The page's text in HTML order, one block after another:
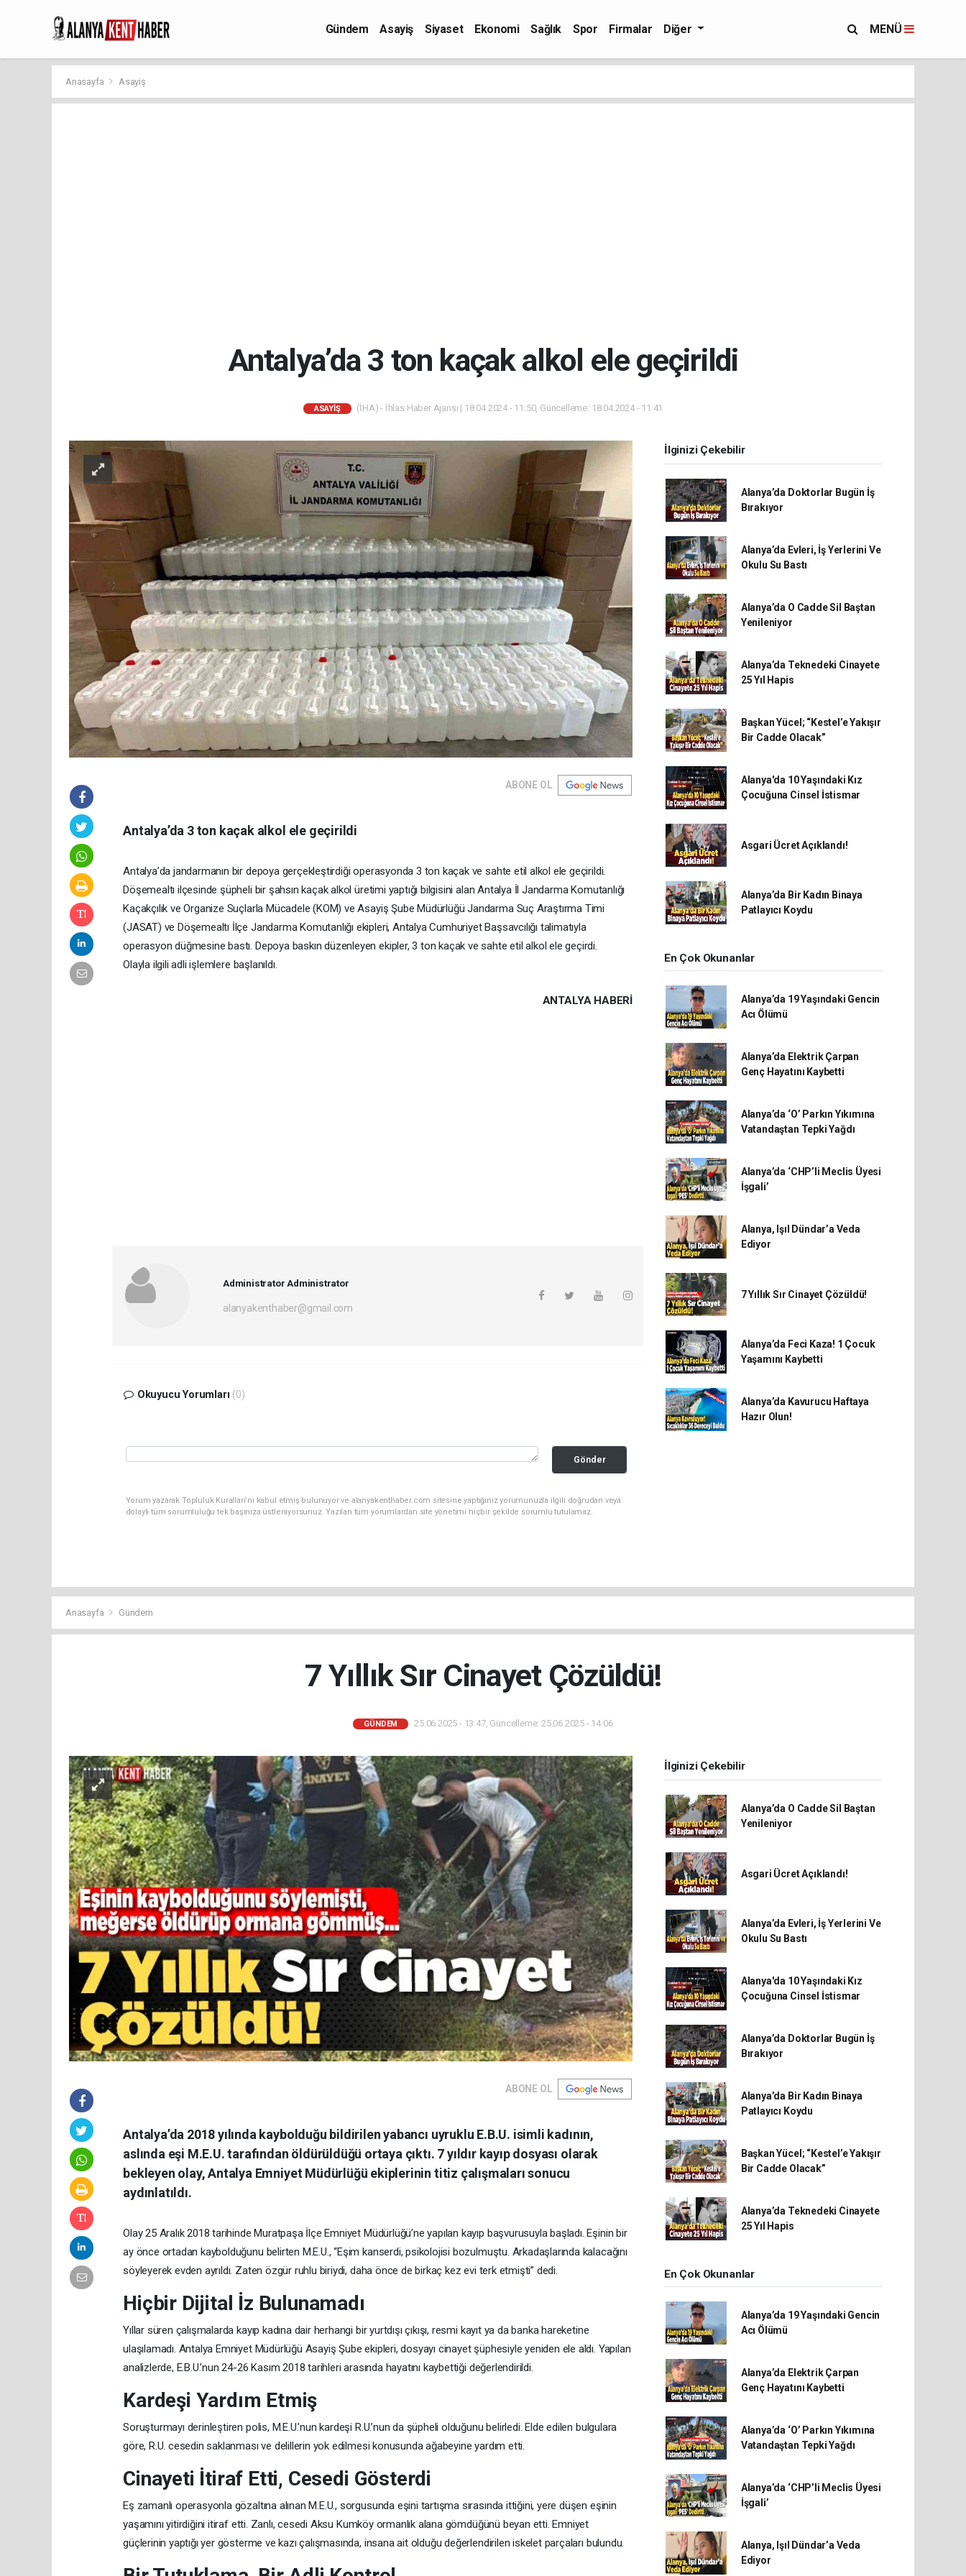
Gündem Asayiş Siyaset Ekonomi Sağlık Spor Firmalar Diğer MENÜ
Anasayfa Asayiş
Antalya’da 3 ton kaçak alkol ele geçirildi
ASAYIŞ (İHA) - İhlas Haber Ajansı | 18.04.2024 - 11:50, Güncelleme: 18.04.2024 - 11:41
ABONE OL
Antalya’da 3 ton kaçak alkol ele geçirildi
Antalya’da jandarmanın bir depoya gerçekleştirdiği operasyonda 3 ton kaçak ve sahte etil alkol ele geçirildi.
Döşemealtı ilçesinde şüpheli bir şahsın kaçak alkol üretimi yaptığı bilgisini alan Antalya İl Jandarma Komutanlığı
Kaçakçılık ve Organize Suçlarla Mücadele (KOM) ve Asayiş Şube Müdürlüğü Jandarma Suç Araştırma Timi
(JASAT) ve Döşemealtı İlçe Jandarma Komutanlığı ekipleri, Antalya Cumhuriyet Başsavcılığı talimatıyla
operasyon düğmesine bastı. Depoya baskın düzenleyen ekipler, 3 ton kaçak ve sahte etil alkol ele geçirdi.
Olayla ilgili adli işlemlere başlanıldı.
ANTALYA HABERİ
Administrator Administrator
alanyakenthaber@gmail.com
Okuyucu Yorumları (0)
Gönder
Yorum yazarak Topluluk Kuralları’nı kabul etmiş bulunuyor ve alanyakenthaber.com sitesine yaptığınız yorumunuzla ilgili doğrudan veya
dolaylı tüm sorumluluğu tek başınıza üstleniyorsunuz. Yazılan tüm yorumlardan site yönetimi hiçbir şekilde sorumlu tutulamaz.
İlginizi Çekebilir
Alanya’da Doktorlar Bugün İş
Bırakıyor
Alanya’da Evleri, İş Yerlerini Ve
Okulu Su Bastı
Alanya’da O Cadde Sil Baştan
Yenileniyor
Alanya’da Teknedeki Cinayete
25 Yıl Hapis
Başkan Yücel; “Kestel’e Yakışır
Bir Cadde Olacak”
Alanya'da 10 Yaşındaki Kız
Çocuğuna Cinsel İstismar
Asgari Ücret Açıklandı!
Alanya’da Bir Kadın Binaya
Patlayıcı Koydu
En Çok Okunanlar
Alanya’da 19 Yaşındaki Gencin
Acı Ölümü
Alanya’da Elektrik Çarpan
Genç Hayatını Kaybetti
Alanya’da ‘O’ Parkın Yıkımına
Vatandaştan Tepki Yağdı
Alanya’da ‘CHP’li Meclis Üyesi
İşgali’
Alanya, Işıl Dündar’a Veda
Ediyor
7 Yıllık Sır Cinayet Çözüldü!
Alanya’da Feci Kaza! 1 Çocuk
Yaşamını Kaybetti
Alanya’da Kavurucu Haftaya
Hazır Olun!
Anasayfa Gündem
7 Yıllık Sır Cinayet Çözüldü!
GÜNDEM 25.06.2025 - 13:47, Güncelleme: 25.06.2025 - 14:06
ABONE OL
Antalya’da 2018 yılında kaybolduğu bildirilen yabancı uyruklu E.B.U. isimli kadının,
aslında eşi M.E.U. tarafından öldürüldüğü ortaya çıktı. 7 yıldır kayıp dosyası olarak
bekleyen olay, Antalya Emniyet Müdürlüğü ekiplerinin titiz çalışmaları sonucu
aydınlatıldı.
Olay 25 Aralık 2018 tarihinde Muratpaşa İlçe Emniyet Müdürlüğü’ne yapılan kayıp başvurusuyla başladı. Eşinin bir
ay önce ortadan kaybolduğunu belirten M.E.U., “Eşim kanserdi, psikolojisi bozulmuştu. Arkadaşlarında kalacağını
söyleyerek evden ayrıldı. Zaten özgür ruhlu biriydi, daha önce de birkaç kez evi terk etmişti” dedi.
Hiçbir Dijital İz Bulunamadı
Yıllar süren çalışmalarda kayıp kadına dair herhangi bir yurtdışı çıkışı, resmi kayıt ya da banka hareketine
ulaşılamadı. Antalya Emniyet Müdürlüğü Asayiş Şube ekipleri, dosyayı cinayet şüphesiyle yeniden ele aldı. Yapılan
analizlerde, E.B.U.’nun 24-26 Kasım 2018 tarihleri arasında hayatını kaybettiği değerlendirildi.
Kardeşi Yardım Etmiş
Soruşturmayı derinleştiren polis, M.E.U.’nun kardeşi R.U.’nun da şüpheli olduğunu belirledi. Elde edilen bulgulara
göre, R.U. cesedin saklanması ve delillerin yok edilmesi konusunda ağabeyine yardım etti.
Cinayeti İtiraf Etti, Cesedi Gösterdi
Eş zamanlı operasyonla gözaltına alınan M.E.U., sorgusunda eşini tartışma sırasında ittiğini, yere düşen eşinin
yaşamını yitirdiğini itiraf etti. Zanlı, cesedi Aksu Kumköy ormanlık alana gömdüğünü beyan etti. Emniyet
güçlerinin yaptığı yer gösterme ve kazı çalışmasında, insana ait olduğu değerlendirilen iskelet parçaları bulundu.
İlginizi Çekebilir
Alanya’da O Cadde Sil Baştan
Yenileniyor
Asgari Ücret Açıklandı!
Alanya’da Evleri, İş Yerlerini Ve
Okulu Su Bastı
Alanya'da 10 Yaşındaki Kız
Çocuğuna Cinsel İstismar
Alanya’da Doktorlar Bugün İş
Bırakıyor
Alanya’da Bir Kadın Binaya
Patlayıcı Koydu
Başkan Yücel; “Kestel’e Yakışır
Bir Cadde Olacak”
Alanya’da Teknedeki Cinayete
25 Yıl Hapis
En Çok Okunanlar
Alanya’da 19 Yaşındaki Gencin
Acı Ölümü
Alanya’da Elektrik Çarpan
Genç Hayatını Kaybetti
Alanya’da ‘O’ Parkın Yıkımına
Vatandaştan Tepki Yağdı
Alanya’da ‘CHP’li Meclis Üyesi
İşgali’
Alanya, Işıl Dündar’a Veda
Ediyor